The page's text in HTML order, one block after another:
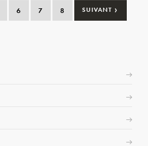
6 7 8 SUIVANT ›